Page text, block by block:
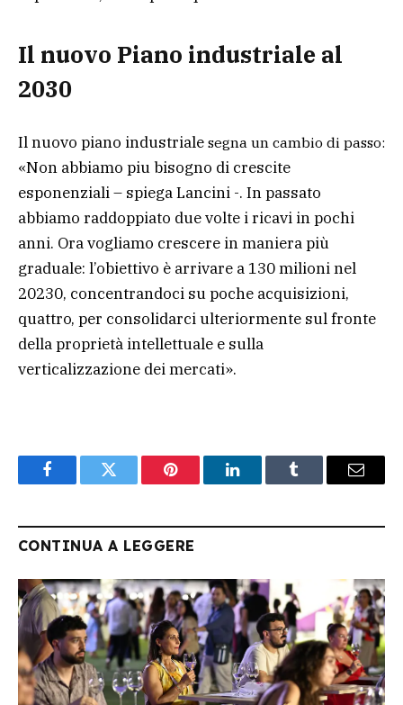
Il nuovo Piano industriale al
2030
Il nuovo piano industriale segna un cambio di passo:
«N on abbiamo piu bisogno di crescite
esponenziali – spiega Lancini -. In passato
abbiamo raddoppiato due volte i ricavi in pochi
anni. Ora vogliamo crescere in maniera più
graduale: l’obiettivo è arrivare a 130 milioni nel
20230, concentrandoci su poche acquisizioni,
quattro, per consolidarci ulteriormente sul fronte
della proprietà intellettuale e sulla
verticalizzazione dei mercati».
FacebookTwitter Pinterest LinkedInTumblr Email
CONTINUA A LEGGERE